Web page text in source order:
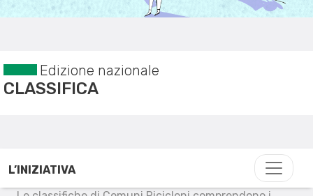
Edizione nazionale
CLASSIFICA
L’INIZIATIVA